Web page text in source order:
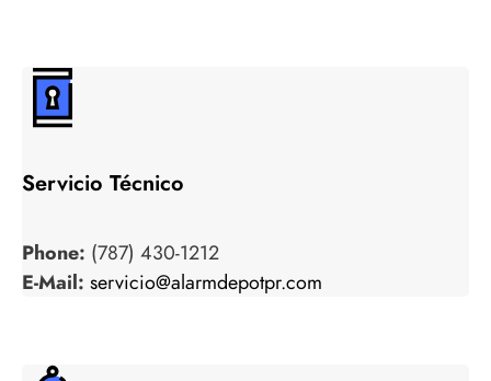
Servicio Técnico
Phone: (787) 430-1212
E-Mail: servicio@alarmdepotpr.com